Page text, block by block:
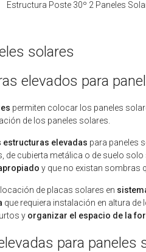
Estructura Poste 30º 2 Paneles
solares
elevados para
permiten colocar los paneles
de los paneles solares.
estructuras elevadas para paneles
de cubierta metálica o de suelo
y que no existan sombras
de placas solares en
que requiera instalación en altura
y organizar el espacio de la
para paneles